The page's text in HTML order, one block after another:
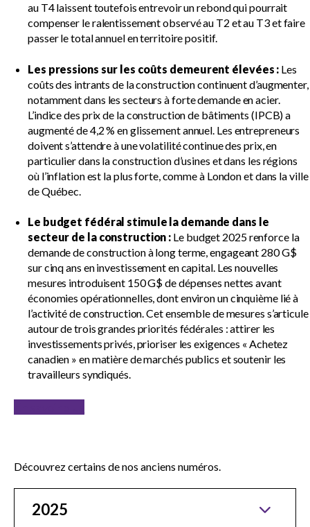
au T4 laissent toutefois entrevoir un rebond qui pourrait
compenser le ralentissement observé au T2 et au T3 et faire
passer le total annuel en territoire positif.
Les pressions sur les coûts demeurent élevées : Les
coûts des intrants de la construction continuent d’augmenter,
notamment dans les secteurs à forte demande en acier.
L’indice des prix de la construction de bâtiments (IPCB) a
augmenté de 4,2 % en glissement annuel. Les entrepreneurs
doivent s’attendre à une volatilité continue des prix, en
particulier dans la construction d’usines et dans les régions
où l’inflation est la plus forte, comme à London et dans la ville
de Québec.
Le budget fédéral stimule la demande dans le
secteur de la construction : Le budget 2025 renforce la
demande de construction à long terme, engageant 280 G$
sur cinq ans en investissement en capital. Les nouvelles
mesures introduisent 150 G$ de dépenses nettes avant
économies opérationnelles, dont environ un cinquième lié à
l’activité de construction. Cet ensemble de mesures s’articule
autour de trois grandes priorités fédérales : attirer les
investissements privés, prioriser les exigences « Achetez
canadien » en matière de marchés publics et soutenir les
travailleurs syndiqués.
Découvrez certains de nos anciens numéros.
2025